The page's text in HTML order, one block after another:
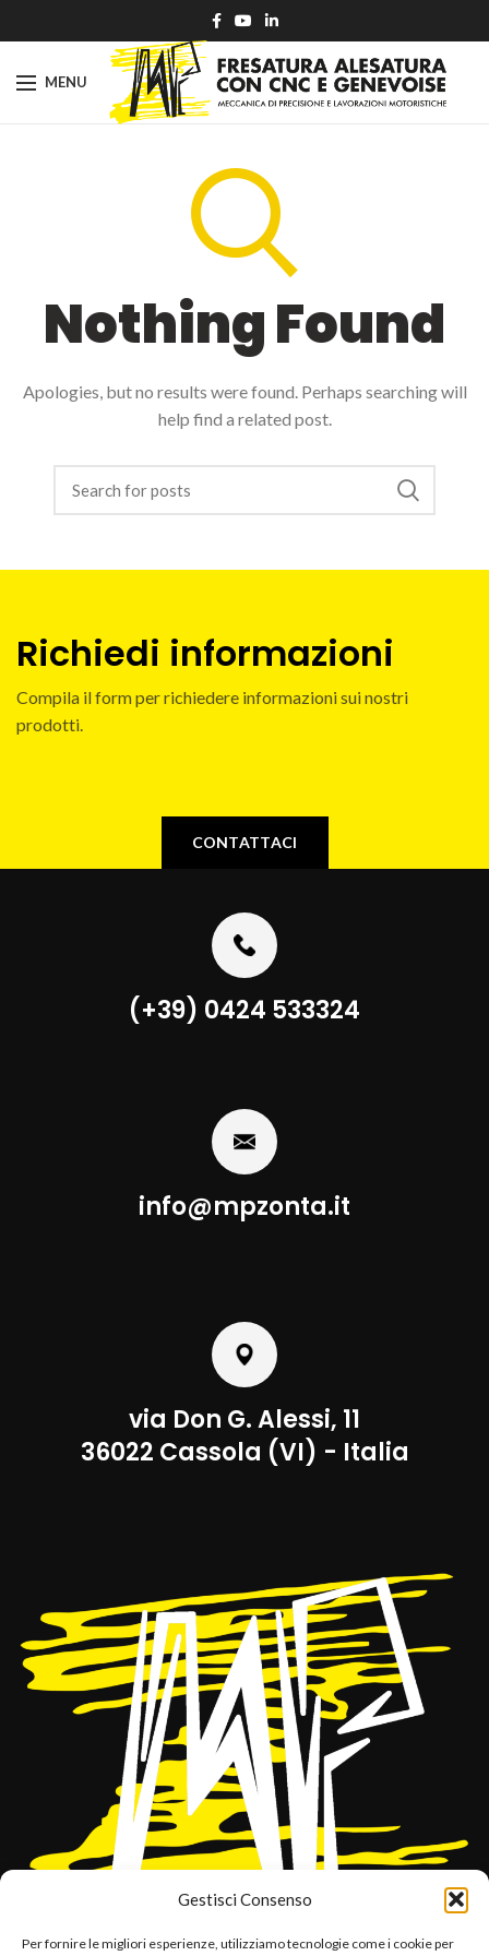
Gestisci Consenso
Per fornire le migliori esperienze, utilizziamo tecnologie come i cookie per
MENU
Nothing Found
Apologies, but no results were found. Perhaps searching will
help find a related post.
Richiedi informazioni
Compila il form per richiedere informazioni sui nostri
prodotti.
CONTATTACI
(+39) 0424 533324
info@mpzonta.it
via Don G. Alessi, 11
36022 Cassola (VI) - Italia